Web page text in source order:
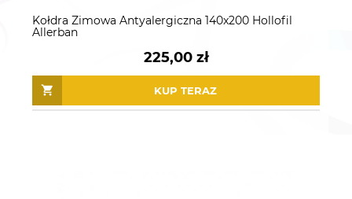
Kołdra Zimowa Antyalergiczna 140x200 Hollofil
Allerban
225,00 zł
KUP TERAZ